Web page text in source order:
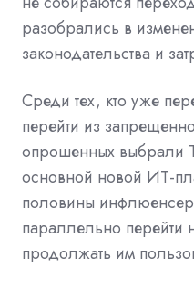
разобрались в
законодательства и
Среди тех, кто уже
перейти из
опрошенных выбрали
основной новой ИТ-
половины
параллельно перейти
продолжать им